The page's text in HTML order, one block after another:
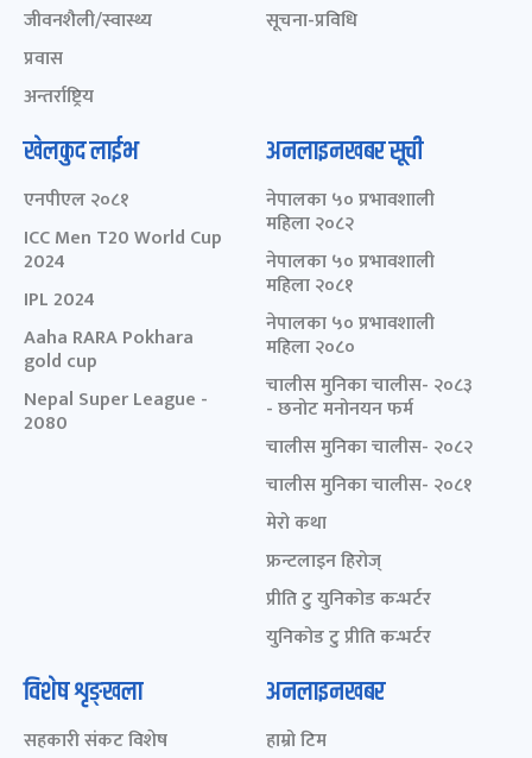
जीवनशैली/स्वास्थ्य
प्रवास
अन्तर्राष्ट्रिय
सूचना-प्रविधि
खेलकुद लाईभ
एनपीएल २०८१
ICC Men T20 World Cup
2024
IPL 2024
Aaha RARA Pokhara
gold cup
Nepal Super League -
2080
अनलाइनखबर सूची
नेपालका ५० प्रभावशाली
महिला २०८२
नेपालका ५० प्रभावशाली
महिला २०८१
नेपालका ५० प्रभावशाली
महिला २०८०
चालीस मुनिका चालीस- २०८३
- छनोट मनोनयन फर्म
चालीस मुनिका चालीस- २०८२
चालीस मुनिका चालीस- २०८१
मेरो कथा
फ्रन्टलाइन हिरोज्
प्रीति टु युनिकोड कन्भर्टर
युनिकोड टु प्रीति कन्भर्टर
विशेष शृङ्खला
सहकारी संकट विशेष
अनलाइनखबर
हाम्रो टिम